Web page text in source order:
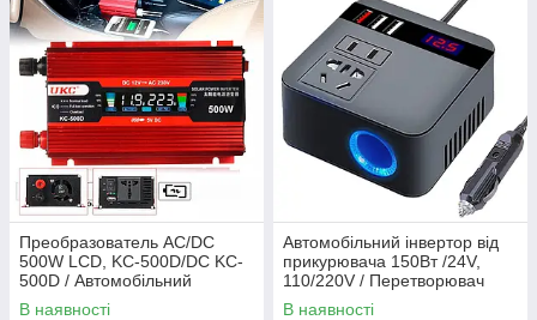
Преобразователь AC/DC
500W LCD, KC-500D/DC KC-
500D / Автомобільний
інвертор
В наявності
Автомобільний інвертор від
прикурювача 150Вт /24V,
110/220V / Перетворювач
напруги для авто
В наявності